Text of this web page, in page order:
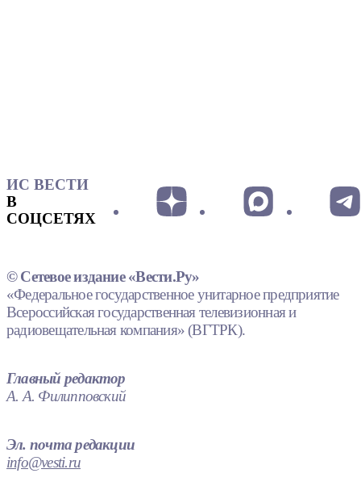
ИС ВЕСТИ
В
СОЦСЕТЯХ
© Сетевое издание «Вести.Ру»
«Федеральное государственное унитарное предприятие
Всероссийская государственная телевизионная и
радиовещательная компания» (ВГТРК).
Главный редактор
А. А. Филипповский
Эл. почта редакции
info@vesti.ru